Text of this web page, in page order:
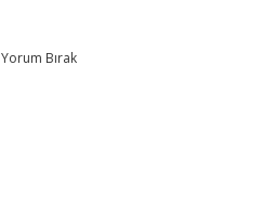
Yorum Bırak